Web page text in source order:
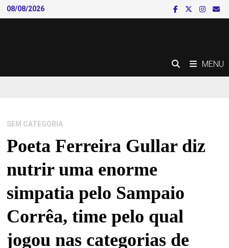
Skip
to
08/08/2026
MENU
SEM CATEGORIA
Poeta Ferreira Gullar diz
nutrir uma enorme
simpatia pelo Sampaio
Corrêa, time pelo qual
jogou nas categorias de